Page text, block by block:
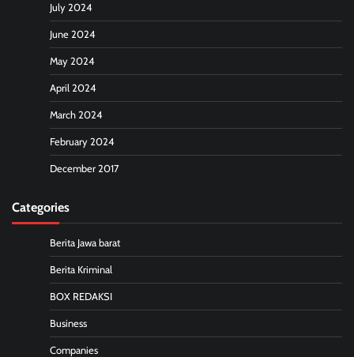
July 2024
June 2024
May 2024
April 2024
March 2024
February 2024
December 2017
Categories
Berita Jawa barat
Berita Kriminal
BOX REDAKSI
Business
Companies